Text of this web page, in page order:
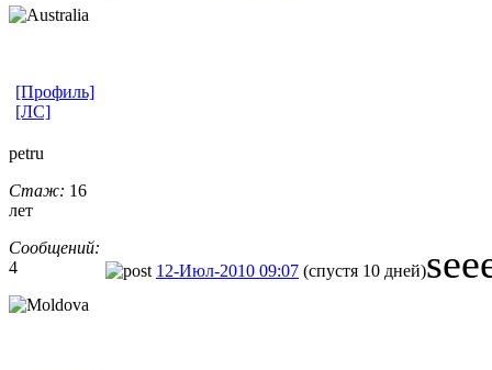
[Профиль]
[ЛС]
petru
Стаж: 16
лет
Сообщений:
4
12-Июл-2010 09:07 (спустя 10 дней)